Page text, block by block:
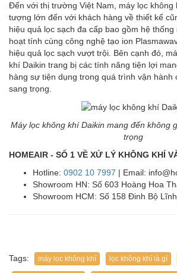
Đến với thị trường Việt Nam, máy lọc không
tượng lớn đến với khách hàng về thiết kế
hiệu quả lọc sạch đa cấp bao gồm hệ
hoạt tính cùng công nghệ tạo ion
hiệu quả lọc sạch vượt trội. Bên cạnh đó,
khí Daikin trang bị các tính năng tiện lợi
hàng sự tiện dụng trong quá trình vận hành
sang trọng.
Máy lọc không khí Daikin mang đến không
trọng
HOMEAIR - SỐ 1 VỀ XỬ LÝ KHÔNG KHÍ
Hotline: 0902 10 7997 | Email:
Showroom HN: Số 603 Hoàng Hoa
Showroom HCM: Số 158 Đinh Bộ
Tags: máy lọc không khí lọc không khí là gì